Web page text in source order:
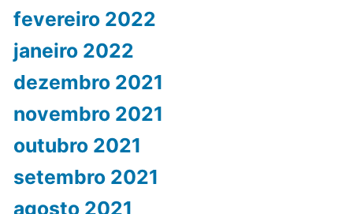
fevereiro 2022
janeiro 2022
dezembro 2021
novembro 2021
outubro 2021
setembro 2021
agosto 2021